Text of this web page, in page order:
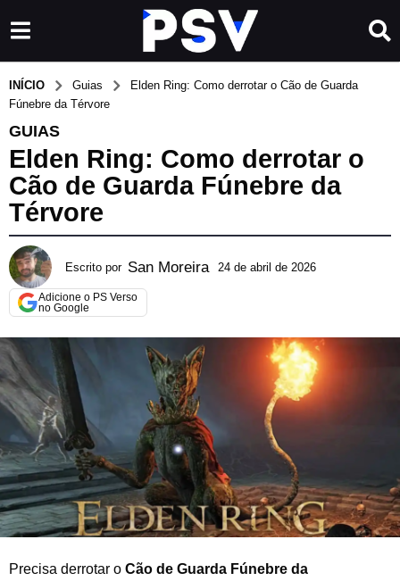
INÍCIO Guias
Elden Ring: Como derrotar o Cão de Guarda
Fúnebre da Térvore
GUIAS
Elden Ring: Como derrotar o
Cão de Guarda Fúnebre da
Térvore
Escrito por San Moreira 24 de abril de 2026
u
n
h
o
d
e
6
Adicione o PS Verso
no Google
Precisa derrotar o Cão de Guarda Fúnebre da